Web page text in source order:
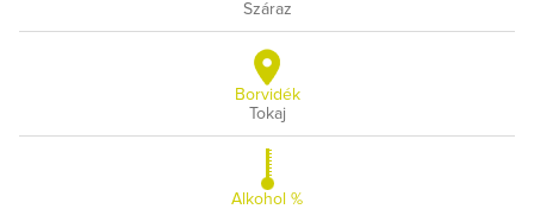
Száraz
Borvidék
Tokaj
Alkohol %